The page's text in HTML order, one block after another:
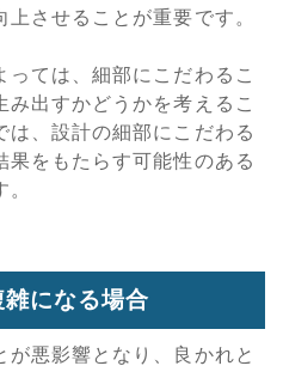
させることが重要です。
っては、細部にこだわるこ
み出すかどうかを考えるこ
は、設計の細部にこだわる
果をもたらす可能性のある
になる場合
悪影響となり、良かれと